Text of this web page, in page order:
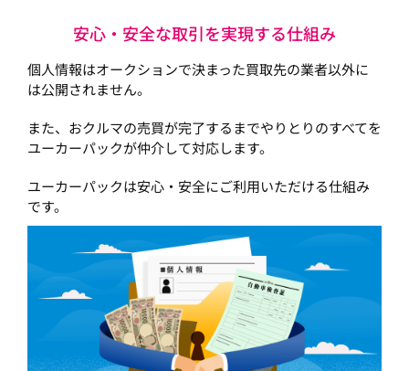
安心・安全な取引を実現する仕組み
個人情報はオークションで決まった買取先の業者以外に
は公開されません。
また、おクルマの売買が完了するまでやりとりのすべてを
ユーカーパックが仲介して対応します。
ユーカーパックは安心・安全にご利用いただける仕組み
です。